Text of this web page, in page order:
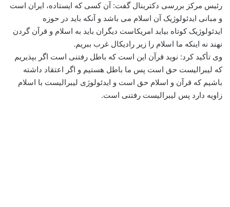
رئیس مرکز بررسی دکترینال گفت: آن کسی که ایستاده، ایران است
و مبانی ایدئولوژیک آن اسلام می باشد و آنکه باید در حوزه
ایدئولوژیک کوتاه بیاید امریکاست دیگران باید به اسلام و قرآن گردن
نهند نه اینکه ما اسلام را زیر رادیکال غرب ببریم.
وی تأکید کرد: نوید قرآن این است که باطل رفتنی است اگر بپذیریم
که لیبرالیست حق است پس ما باطل هستیم و اگر اعتقاد داشته
باشیم که قرآن و اسلام حق است و ایدئولوژی لیبرالیست با اسلام
زاویه دارد پس لیبرالیست رفتنی است.